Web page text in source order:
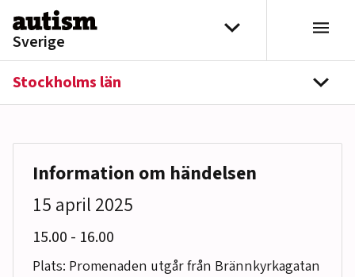
Hoppa till innehåll
Sverige
Välj distrikt
Stockholms län
Information om händelsen
15 april 2025
15.00 till
- 16.00
Plats: Promenaden utgår från Brännkyrkagatan